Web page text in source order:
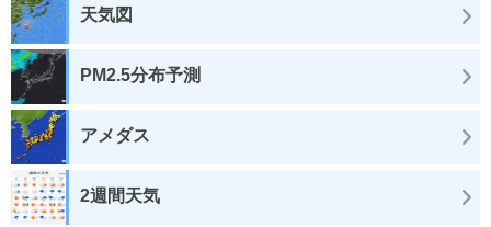
天気図
PM2.5分布予測
アメダス
2週間天気